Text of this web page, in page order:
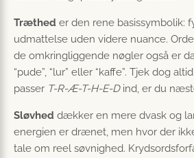
Træthed er den rene basissymbolik:
udmattelse uden videre nuance.
de omkringliggende nøgler også er
“pude”, “lur” eller “kaffe”. Tjek dog
passer T-R-Æ-T-H-E-Dind, er du
Sløvhed dækker en mere dvask og
energien er drænet, men hvor der
tale om reel søvnighed.